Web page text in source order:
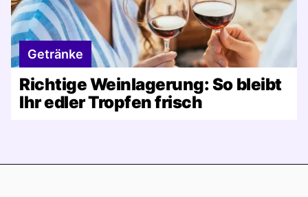
Getränke
Richtige Weinlagerung: So bleibt
Ihr edler Tropfen frisch